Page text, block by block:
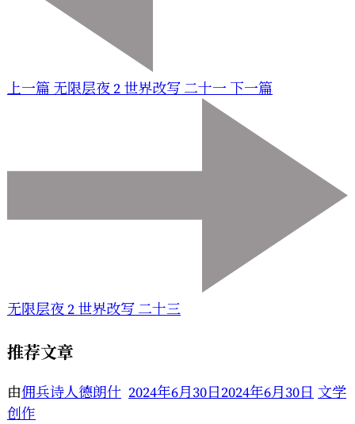
上一篇 无限层夜 2 世界改写 二十一 下一篇
无限层夜 2 世界改写 二十三
推荐文章
由佣兵诗人德朗什 2024年6月30日2024年6月30日 文学
创作